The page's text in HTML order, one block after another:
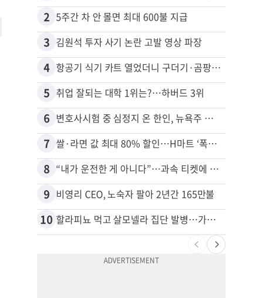
2 5주간 차 안 몰면 최대 600불 지급
3 김원석 투자 사기 논란 고발 영상 파장
4 항공기 식기 카트 열었더니 구더기·곰팡이…LAX 기내식 업체 논란
5 취업 잘되는 대학 1위는?…하버드 3위
6 변호사시험 중 심정지 온 한인, 뉴욕주 제소
7 쌀·라면 값 최대 80% 할인…H마트 ‘폭탄 세일’
8 “내가 운전한 게 아니다”…과속 티켓에 오토파일럿 탓한 운전자
9 비영리 CEO, 노숙자 팔아 2년간 165만불
10 할라피뇨 먹고 살모넬라 집단 발병…가주 등 27개 주 확산